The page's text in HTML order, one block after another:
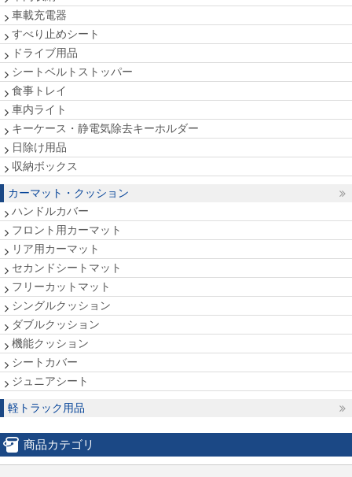
車載充電器
すべり止めシート
ドライブ用品
シートベルトストッパー
食事トレイ
車内ライト
キーケース・静電気除去キーホルダー
日除け用品
収納ボックス
カーマット・クッション
ハンドルカバー
フロント用カーマット
リア用カーマット
セカンドシートマット
フリーカットマット
シングルクッション
ダブルクッション
機能クッション
シートカバー
ジュニアシート
軽トラック用品
商品カテゴリ